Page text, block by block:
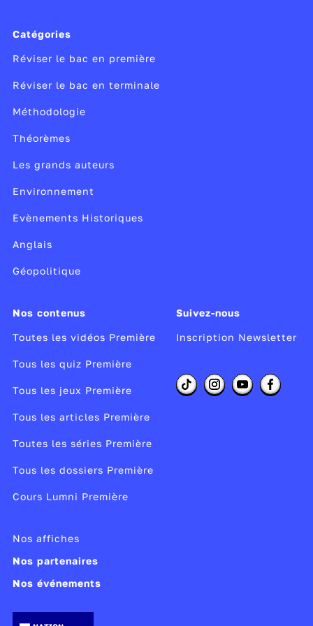
Catégories
Réviser le bac en première
Réviser le bac en terminale
Méthodologie
Théorèmes
Les grands auteurs
Environnement
Evènements Historiques
Anglais
Géopolitique
Nos contenus
Toutes les vidéos Première
Tous les quiz Première
Tous les jeux Première
Tous les articles Première
Toutes les séries Première
Tous les dossiers Première
Cours Lumni Première
Suivez-nous
Inscription Newsletter
Nos affiches
Nos partenaires
Nos événements